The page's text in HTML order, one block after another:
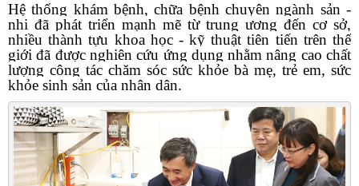
Hệ thống khám bệnh, chữa bệnh chuyên ngành sản -
nhi đã phát triển mạnh mẽ từ trung ương đến cơ sở,
nhiều thành tựu khoa học - kỹ thuật tiên tiến trên thế
giới đã được nghiên cứu ứng dụng nhằm nâng cao chất
lượng công tác chăm sóc sức khỏe bà mẹ, trẻ em, sức
khỏe sinh sản của nhân dân.